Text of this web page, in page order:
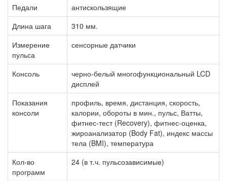
Педали
антискользящие
Длина шага
310 мм.
Измерение
пульса
сенсорные датчики
Консоль
черно-белый многофункциональный LCD
дисплей
Показания
консоли
профиль, время, дистанция, скорость,
калории, обороты в мин., пульс, Ватты,
фитнес-тест (Recovery), фитнес-оценка,
жироанализатор (Body Fat), индекс массы
тела (BMI), температура
Кол-во
программ
24 (в т.ч. пульсозависимые)